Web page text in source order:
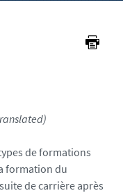
de formations
formation du
de carrière après